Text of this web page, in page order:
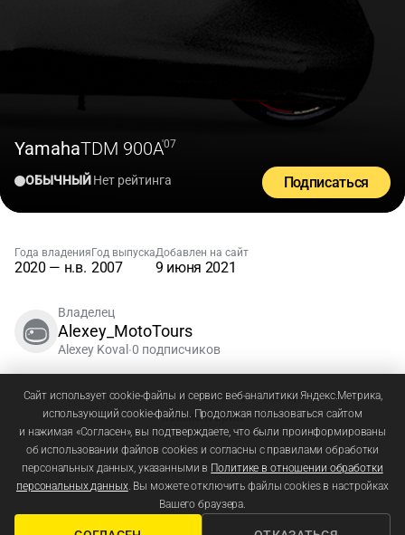
YamahaTDM 900A'07
ОБЫЧНЫЙНет рейтинга Подписаться
Года владения
2020 — н.в.
Год выпуска
2007
Добавлен на сайт
9 июня 2021
Владелец
Alexey_MotoTours
Alexey Koval •0 подписчиков
Зарегистрируйтесьиливойдите, чтобы добавлять
комментарии
Сайт использует cookie-файлы и сервис веб-аналитики Яндекс.Метрика,
использующий cookie-файлы. Продолжая пользоваться сайтом
и нажимая «Согласен», вы подтверждаете, что были проинформированы
об использовании файлов cookies и согласны с правилами обработки
персональных данных, указанными в Политике в отношении обработки
персональных данных. Вы можете отключить файлы cookies в настройках
Вашего браузера.